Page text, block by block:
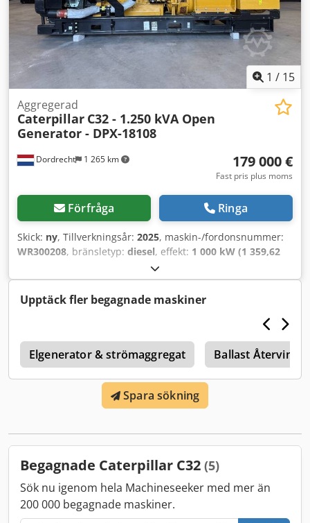
1 / 15
Dordrecht 1 265 km
Aggregerad
Caterpillar C32 - 1.250 kVA Open
Generator - DPX-18108
179 000 €
Fast pris plus moms
Förfråga Ringa
Skick: ny, Tillverkningsår: 2025, maskin-/fordonsnummer:
WR300208, bränsletyp: diesel, effekt: 1 000 kW (1 359,62
Caterpillar C32
Användningsområde: Byggnation Tjänstevikt: 6 985 kg
Generatorns effekt: 1 250 kVA Lastutrymmets mått: 464 x
168 x 216 cm CE-märkning: ja Produktionsland: USA
Kontakta Team DPX för mer information. = Ytterligare
alternativ och tillbehör = Dksdpfoxq Up Eex Acqor -
Kontrollpanel
Upptäck fler begagnade maskiner
Elgenerator & strömaggregat Ballast
Spara sökning
Begagnade Caterpillar C32 (5)
Sök nu igenom hela Machineseeker med mer än
200 000 begagnade maskiner.